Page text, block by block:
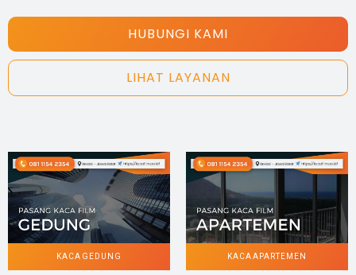
HUBUNGI KAMI
LIHAT LAYANAN
KACA GEDUNG KACA APARTEMEN